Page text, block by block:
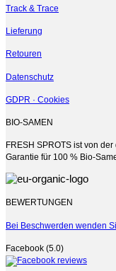
Track & Trace
Lieferung
Retouren
Datenschutz
GDPR · Cookies
BIO-SAMEN
FRESH SPROTS ist von
Garantie für 100 % Bio-
BEWERTUNGEN
Bei Beschwerden wenden
Facebook (5.0)